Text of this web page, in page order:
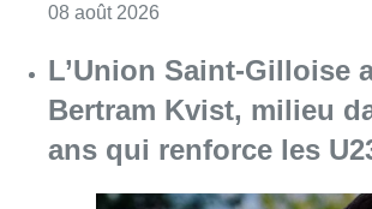
08 août 2026
L’Union Saint-Gilloise
Bertram Kvist, milieu
ans qui renforce les